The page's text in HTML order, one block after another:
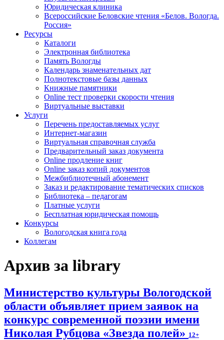
Юридическая клиника
Всероссийские Беловские чтения «Белов. Вологда.
Россия»
Ресурсы
Каталоги
Электронная библиотека
Память Вологды
Календарь знаменательных дат
Полнотекстовые базы данных
Книжные памятники
Online тест проверки скорости чтения
Виртуальные выставки
Услуги
Перечень предоставляемых услуг
Интернет-магазин
Виртуальная справочная служба
Предварительный заказ документа
Online продление книг
Online заказ копий документов
Межбиблиотечный абонемент
Заказ и редактирование тематических списков
Библиотека – педагогам
Платные услуги
Бесплатная юридическая помощь
Конкурсы
Вологодская книга года
Коллегам
Архив за library
Министерство культуры Вологодской
области объявляет прием заявок на
конкурс современной поэзии имени
Николая Рубцова «Звезда полей» 12+